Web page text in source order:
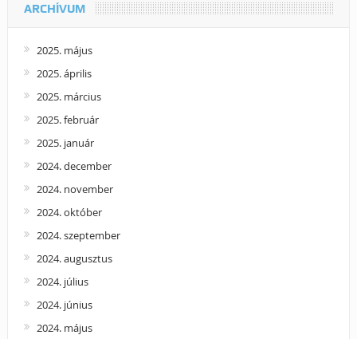
ARCHÍVUM
2025. május
2025. április
2025. március
2025. február
2025. január
2024. december
2024. november
2024. október
2024. szeptember
2024. augusztus
2024. július
2024. június
2024. május